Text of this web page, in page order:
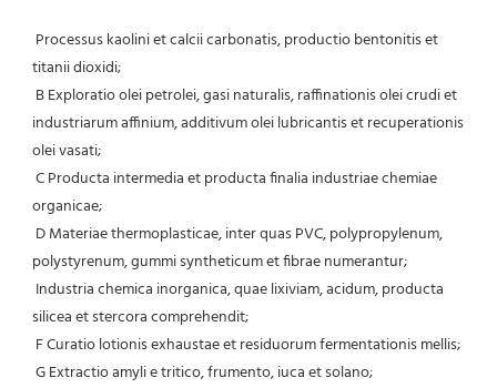
titanii dioxidi;
industriarum affinium, additivum olei lubricantis et recuperationis
olei vasati;
organicae;
polystyrenum, gummi syntheticum et fibrae numerantur;
silicea et stercora comprehendit;
F Curatio lotionis exhaustae et residuorum fermentationis mellis;
G Extractio amyli e tritico, frumento, iuca et solano;